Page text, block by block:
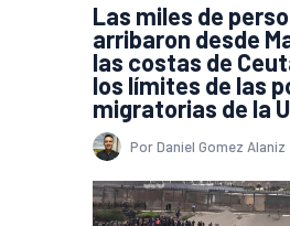
Las miles de
arribaron desde
las costas de
los límites de las
migratorias de la
Por Daniel Gomez Alaniz